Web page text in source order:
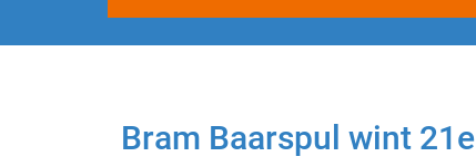
Bram Baarspul wint 21e